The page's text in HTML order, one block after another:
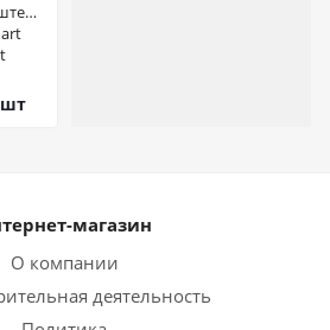
55'
магазин
О компании
деятельность